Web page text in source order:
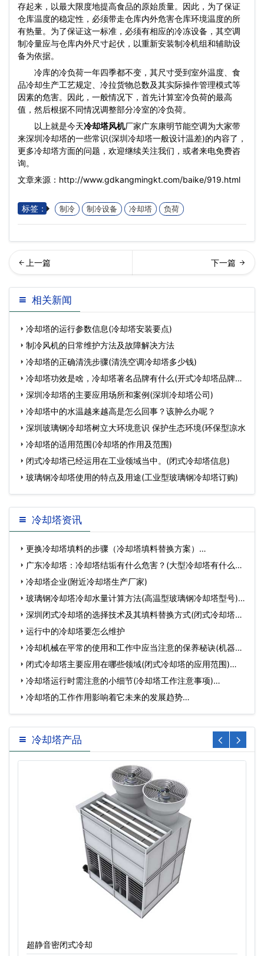
存起来，以最大限度地提高食品的原始质量。因此，为了保证
仓库温度的稳定性，必须带走仓库内外危害仓库环境温度的所
有热量。为了保证这一标准，必须有相应的冷冻设备，其空调
制冷量应与仓库内外尺寸起伏，以重新安装制冷机组和辅助设
备为依据。
冷库的冷负荷一年四季都不变，其尺寸受到室外温度、食
品冷却生产工艺规定、冷拉货物总数及其实际操作管理模式等
因素的危害。因此，一般情况下，首先计算室冷负荷的最高
值，然后根据不同情况调整部分冷室的冷负荷。
以上就是今天冷却塔风机厂家广东康明节能空调为大家带
来深圳冷却塔的一些常识(深圳冷却塔一般设计温差)的内容了，
更多冷却塔方面的问题，欢迎继续关注我们，或者来电免费咨
询。
文章来源：http://www.gdkangmingkt.com/baike/919.html
标签： 制冷 制冷设备 冷却塔 负荷
绍方形冷却塔逆流式的原理
及其特点之处(中温逆流式…
回列表
相关新闻
冷却塔的运行参数信息(冷却塔安装要点)
制冷风机的日常维护方法及故障解决方法
冷却塔的正确清洗步骤(清洗空调冷却塔多少钱)
冷却塔功效是啥，冷却塔著名品牌有什么(开式冷却塔品牌排
名)深圳冷却塔的主要应用场所和案例(深圳冷却塔公司)
冷却塔中的水温越来越高是怎么回事？该肿么办呢？
深圳玻璃钢冷却塔树立大环境意识 保护生态环境(环保型凉水
冷却塔的适用范围(冷却塔的作用及范围)
闭式冷却塔已经运用在工业领域当中。(闭式冷却塔信息)
玻璃钢冷却塔使用的特点及用途(工业型玻璃钢冷却塔订购)
冷却塔资讯
更换冷却塔填料的步骤（冷却塔填料替换方案）…
广东冷却塔：冷却塔结垢有什么危害？(大型冷却塔有什么危
害)…
冷却塔企业(附近冷却塔生产厂家)
玻璃钢冷却塔冷却水量计算方法(高温型玻璃钢冷却塔型号)…
深圳闭式冷却塔的选择技术及其填料替换方式(闭式冷却塔填
料…运行中的冷却塔要怎么维护
冷却机械在平常的使用和工作中应当注意的保养秘诀(机器冷
却…闭式冷却塔主要应用在哪些领域(闭式冷却塔的应用范围)…
冷却塔运行时需注意的小细节(冷却塔工作注意事项)…
冷却塔的工作作用影响着它未来的发展趋势…
冷却塔产品
超静音密闭式冷却